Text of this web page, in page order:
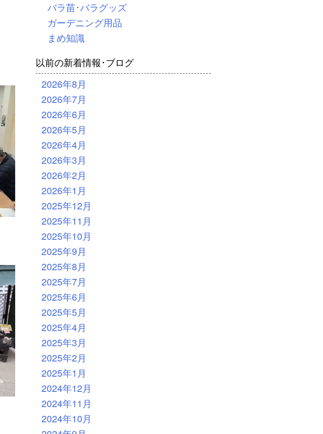
バラ苗･バラグッズ
ガーデニング用品
まめ知識
以前の新着情報･ブログ
2026年8月
2026年7月
2026年6月
2026年5月
2026年4月
2026年3月
2026年2月
2026年1月
2025年12月
2025年11月
2025年10月
2025年9月
2025年8月
2025年7月
2025年6月
2025年5月
2025年4月
2025年3月
2025年2月
2025年1月
2024年12月
2024年11月
2024年10月